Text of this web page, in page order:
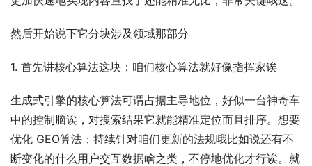
然后开始说下它分块涉及领域那部分
1. 首先讲核心算法这块；咱们核心算法就好像指挥家诶
生成式引擎的核心算法可谓占据主导地位，好似一台神奇车
中的控制脑诶，对搜索结果它就能精准定位而且排序。想要
优化 GEO算法；持续针对咱们更新的法规哦比如说还有不
断变化的什么用户交互数据啥之类，不停地优化才行诶。就